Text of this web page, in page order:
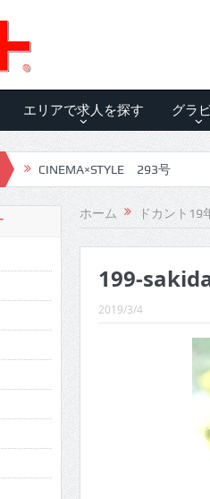
エリアで求人を探す グラ
CINEMA×STYLE 293号
CINEMA×STYLE 292号
CINEMA×STYLE 291号
CINEMA×STYLE 290号
CINEMA×STYLE 289号
CINEMA×STYLE 288号
CINEMA×STYLE 286号
CINEMA×STYLE 285号
CINEMA×STYLE 294号
ホーム ドカント
199-
2019/3/4